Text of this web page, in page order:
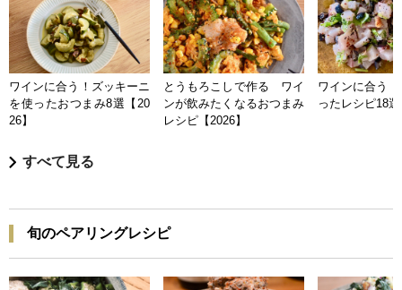
ワインに合う！ズッキーニ
を使ったおつまみ8選【20
26】
とうもろこしで作る ワイ
ンが飲みたくなるおつまみ
レシピ【2026】
ワインに合う
ったレシピ18
すべて見る
旬のペアリングレシピ